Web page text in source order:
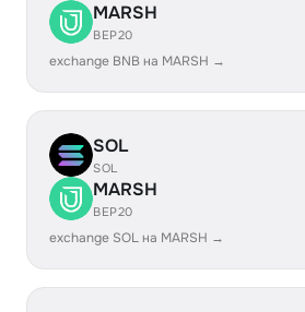
MARSH
BEP20
exchange BNB на MARSH →
SOL
SOL
MARSH
BEP20
exchange SOL на MARSH →